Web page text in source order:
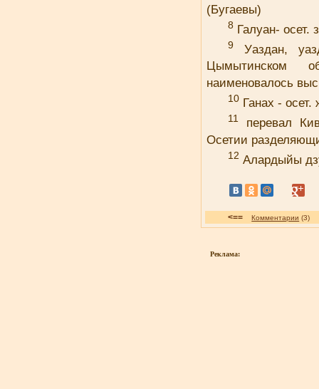
(Бугаевы)
8 Галуан- осет.
9
Уаздан,
Цымытинском
наименовалось
10 Ганах -
11
перевал
Осетии
12 Алардыйы
<== Комментарии
Реклама: